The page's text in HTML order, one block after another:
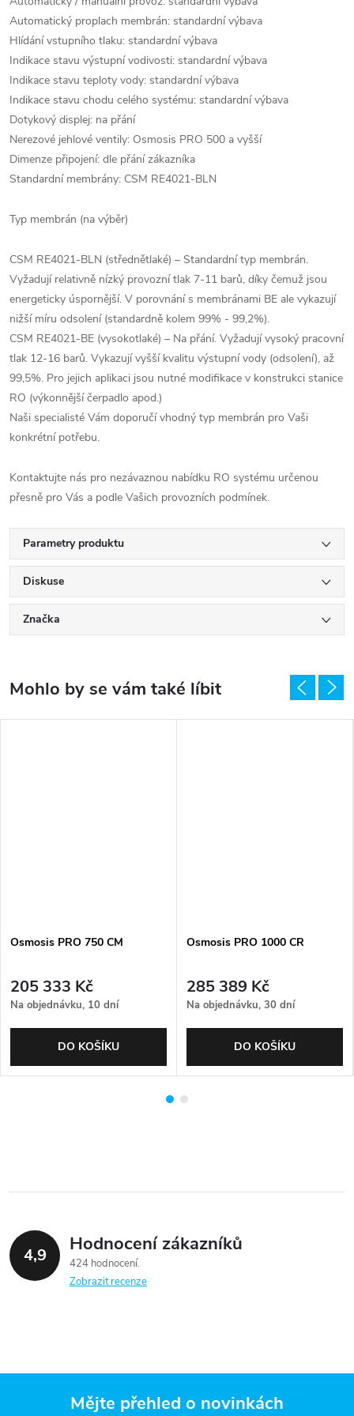
Automatický proplach membrán: standardní výbava
Hlídání vstupního tlaku: standardní výbava
Indikace stavu výstupní vodivosti: standardní výbava
Indikace stavu teploty vody: standardní výbava
Indikace stavu chodu celého systému: standardní výbava
Dotykový displej: na přání
Nerezové jehlové ventily: Osmosis PRO 500 a vyšší
Dimenze připojení: dle přání zákazníka
Standardní membrány: CSM RE4021-BLN
Typ membrán (na výběr)
CSM RE4021-BLN (střednětlaké) – Standardní typ membrán.
Vyžadují relativně nízký provozní tlak 7-11 barů, díky čemuž jsou
energeticky úspornější. V porovnání s membránami BE ale vykazují
nižší míru odsolení (standardně kolem 99% - 99,2%).
CSM RE4021-BE (vysokotlaké) – Na přání. Vyžadují vysoký pracovní
tlak 12-16 barů. Vykazují vyšší kvalitu výstupní vody (odsolení), až
99,5%. Pro jejich aplikaci jsou nutné modifikace v konstrukci stanice
RO (výkonnější čerpadlo apod.)
Naši specialisté Vám doporučí vhodný typ membrán pro Vaši
konkrétní potřebu.
Kontaktujte nás pro nezávaznou nabídku RO systému určenou
přesně pro Vás a podle Vašich provozních podmínek.
Parametry produktu
Diskuse
Značka
Osmosis PRO 750 CM
205 333 Kč
Na objednávku, 10 dní
DO KOŠÍKU
Osmosis PRO 1000 CR
285 389 Kč
Na objednávku, 30 dní
DO KOŠÍKU
4,9 Hodnocení zákazníků
424 hodnocení
Zobrazit recenze
Mějte přehled o novinkách